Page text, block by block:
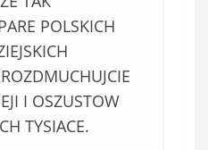
POLSKICH
I OSZUSTOW
TYSIACE.